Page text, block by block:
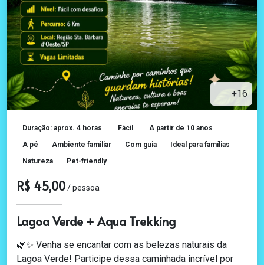
+16
Duração: aprox. 4 horas Fácil
A partir de 10 anos
A pé
Ambiente familiar Com guia
Ideal para famílias
Natureza
Pet-friendly
R$ 45,00/ pessoa
Lagoa Verde + Aqua Trekking
🌿✨ Venha se encantar com as belezas naturais da
Lagoa Verde! Participe dessa caminhada incrível por